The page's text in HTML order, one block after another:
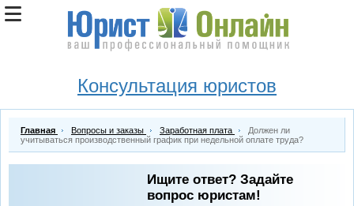
Консультация юристов
Главная Вопросы и заказы Заработная плата
Должен ли
учитываться производственный график при недельной оплате труда?
Ищите ответ? Задайте
вопрос юристам!